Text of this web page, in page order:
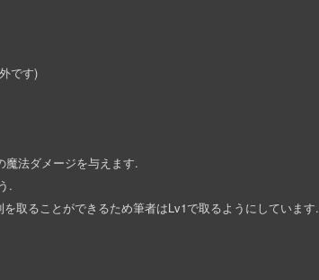
です)
魔法ダメージを与えます.
.
取ることができるため筆者はLv1で取るようにしています.